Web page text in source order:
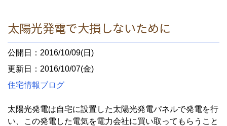
太陽光発電で大損しないために
公開日：2016/10/09(日)
更新日：2016/10/07(金)
住宅情報ブログ
太陽光発電は自宅に設置した太陽光発電パネルで発電を行
い、この発電した電気を電力会社に買い取ってもらうこと